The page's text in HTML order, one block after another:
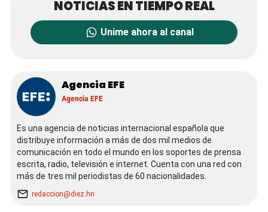
Unime ahora al canal
Agencia EFE
Agencia EFE
Es una agencia de noticias internacional española que
distribuye información a más de dos mil medios de
comunicación en todo el mundo en los soportes de prensa
escrita, radio, televisión e internet. Cuenta con una red con
más de tres mil periodistas de 60 nacionalidades.
redaccion@diez.hn